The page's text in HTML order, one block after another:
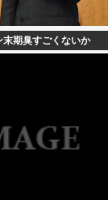
期臭すごくないか